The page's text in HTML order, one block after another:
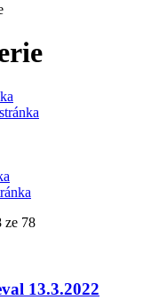
ze 78
13.3.2022